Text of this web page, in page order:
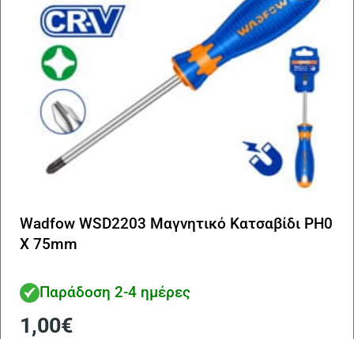
Wadfow WSD2203 Μαγνητικό Κατσαβίδι PH0
X 75mm
Παράδοση 2-4 ημέρες
1,00€